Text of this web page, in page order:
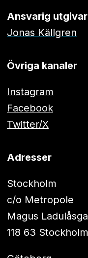
Ansvarig
Jonas Källgren
Övriga kanaler
Instagram
Facebook
Twitter/X
Adresser
Stockholm
c/o Metropole
Magus
118 63 Stockholm